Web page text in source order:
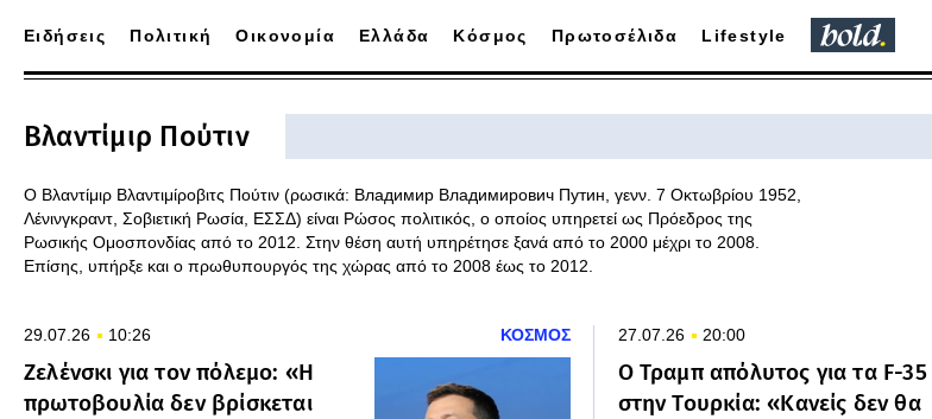
Ειδήσεις Πολιτική Οικονομία Ελλάδα Κόσμος Πρωτοσέλιδα Lifestyle
Βλαντίμιρ Πούτιν
Ο Βλαντίμιρ Βλαντιμίροβιτς Πούτιν (ρωσικά: Владимир Владимирович Путин‎, γενν. 7 Οκτωβρίου 1952,
Λένινγκραντ, Σοβιετική Ρωσία, ΕΣΣΔ) είναι Ρώσος πολιτικός, ο οποίος υπηρετεί ως Πρόεδρος της
Ρωσικής Ομοσπονδίας από το 2012. Στην θέση αυτή υπηρέτησε ξανά από το 2000 μέχρι το 2008.
Επίσης, υπήρξε και ο πρωθυπουργός της χώρας από το 2008 έως το 2012.
29.07.26 10:26 ΚΟΣΜΟΣ
Ζελένσκι για τον πόλεμο: «Η
πρωτοβουλία δεν βρίσκεται
27.07.26 20:00
Ο Τραμπ απόλυτος για τα F-35
στην Τουρκία: «Κανείς δεν θα